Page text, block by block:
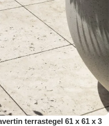
terrastegel 61 x 61 x 3